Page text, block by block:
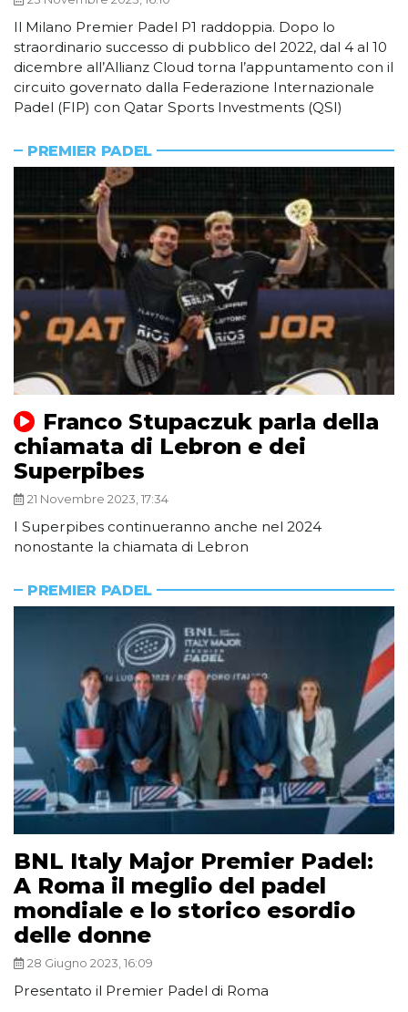
Il Milano Premier Padel P1 raddoppia. Dopo lo
straordinario successo di pubblico del 2022, dal 4 al 10
dicembre all’Allianz Cloud torna l’appuntamento con il
circuito governato dalla Federazione Internazionale
Padel (FIP) con Qatar Sports Investments (QSI)
PREMIER PADEL
Franco Stupaczuk parla della
chiamata di Lebron e dei
Superpibes
21 Novembre 2023, 17:34
I Superpibes continueranno anche nel 2024
nonostante la chiamata di Lebron
PREMIER PADEL
BNL Italy Major Premier Padel:
A Roma il meglio del padel
mondiale e lo storico esordio
delle donne
28 Giugno 2023, 16:09
Presentato il Premier Padel di Roma